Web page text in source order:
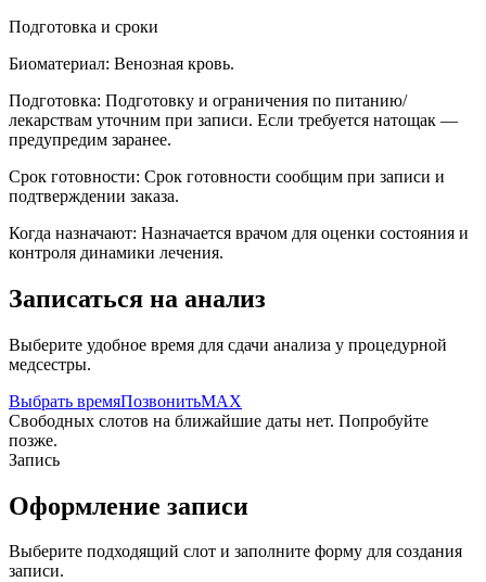
Подготовка и сроки
Биоматериал: Венозная кровь.
Подготовка: Подготовку и ограничения по питанию/
лекарствам уточним при записи. Если требуется натощак —
предупредим заранее.
Срок готовности: Срок готовности сообщим при записи и
подтверждении заказа.
Когда назначают: Назначается врачом для оценки состояния и
контроля динамики лечения.
Записаться на анализ
Выберите удобное время для сдачи анализа у процедурной
медсестры.
Выбрать времяПозвонитьMAX
Свободных слотов на ближайшие даты нет. Попробуйте
позже.
Запись
Оформление записи
Выберите подходящий слот и заполните форму для создания
записи.